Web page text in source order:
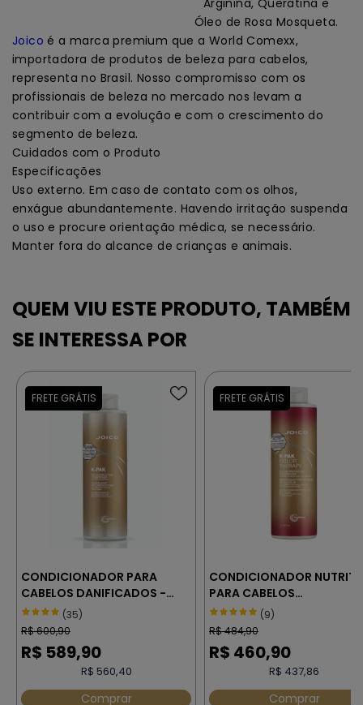
Óleo de Rosa Mosqueta.
Joico é a marca premium que a World Comexx,
importadora de produtos de beleza para cabelos,
representa no Brasil. Nosso compromisso com os
profissionais de beleza no mercado nos levam a
contribuir com a evolução e com o crescimento do
segmento de beleza.
Cuidados com o Produto
Especificações
Uso externo. Em caso de contato com os olhos,
enxágue abundantemente. Havendo irritação suspenda
o uso e procure orientação médica, se necessário.
Manter fora do alcance de crianças e animais.
CONDICIONADOR PARA
CABELOS DANIFICADOS -
(35)
R$600,90
R$ 589,90
R$ 560,40
Comprar
CONDICIONADOR
PARA CABELOS
MULTIPROCESSADOS –
JOICO K-PAK COLOR
THERAPY 1000 ml
(9)
R$484,90
R$ 460,90
R$ 437,86
Comprar